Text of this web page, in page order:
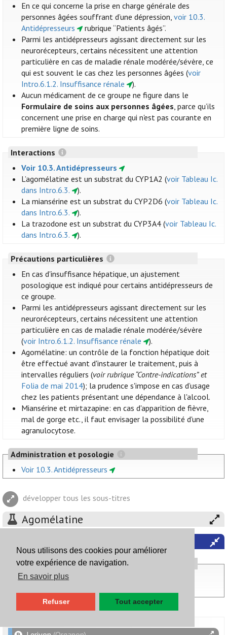
Nous utilisons des cookies pour améliorer
votre expérience de navigation.
En savoir plus
Refuser Tout accepter
En ce qui concerne la prise en charge générale des
personnes âgées souffrant d’une dépression,voir 10.3.
Antidépresseurs
rubrique “Patients âgés”.
Parmi les antidépresseurs agissant directement sur les
neurorécepteurs, certains nécessitent une attention
particulière en cas de maladie rénale modérée/sévère, ce
qui est souvent le cas chez les personnes âgées (voir
Intro.6.1.2. Insuffisance rénale
).
Aucun médicament de ce groupe ne figure dans le
Formulaire de soins aux personnes âgées, parce qu’ils
concernent une prise en charge qui n'est pas courante en
première ligne de soins.
Interactions
Voir 10.3. Antidépresseurs
L’agomélatine est un substrat du CYP1A2 (voir Tableau Ic.
dans Intro.6.3.
).
La miansérine est un substrat du CYP2D6 (voir Tableau Ic.
dans Intro.6.3.
).
La trazodone est un substrat du CYP3A4 (voir Tableau Ic.
dans Intro.6.3.
).
Précautions particulières
En cas d'insuffisance hépatique, un ajustement
posologique est indiqué pour certains antidépresseurs de
ce groupe.
Parmi les antidépresseurs agissant directement sur les
neurorécepteurs, certains nécessitent une attention
particulière en cas de maladie rénale modérée/sévère
(voir Intro.6.1.2. Insuffisance rénale
).
Agomélatine: un contrôle de la fonction hépatique doit
être effectué avant d'instaurer le traitement, puis à
intervalles réguliers (voir rubrique “Contre-indications” et
Folia de mai 2014); la prudence s'impose en cas d’usage
chez les patients présentant une dépendance à l'alcool.
Miansérine et mirtazapine: en cas d'apparition de fièvre,
mal de gorge etc., il faut envisager la possibilité d'une
agranulocytose.
Administration et posologie
Voir 10.3. Antidépresseurs
développer tous les sous-titres
Agomélatine
Posologie
dépression: 60 à 90 mg p.j. (dose initiale 30 mg, dose
journalière max. 90 mg) en 1 à 3 prises